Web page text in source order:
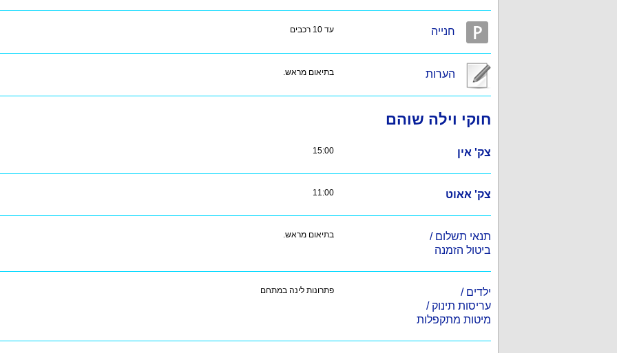
חנייה עד 10 רכבים
הערות בתיאום מראש.
חוקי וילה שוהם
צק' אין 15:00
צק' אאוט 11:00
תנאי תשלום /
ביטול הזמנה
בתיאום מראש.
ילדים /
עריסות תינוק /
מיטות מתקפלות
פתרונות לינה במתחם